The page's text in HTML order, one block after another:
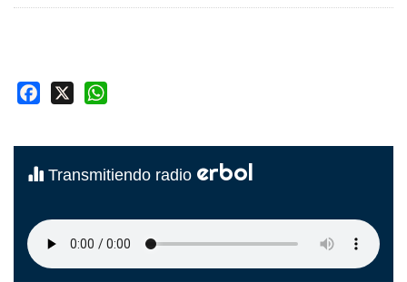
Facebook
Transmitiendo radio erbol